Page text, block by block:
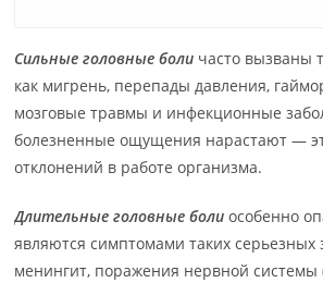
Сильные головные боли часто вызваны
как мигрень, перепады давления,
мозговые травмы и инфекционные
болезненные ощущения нарастают —
отклонений в работе организма.
Длительные головные боли особенно
являются симптомами таких серьезных
менингит, поражения нервной системы